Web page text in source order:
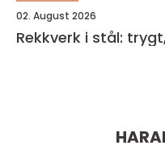
02. August 2026
Rekkverk i stål: